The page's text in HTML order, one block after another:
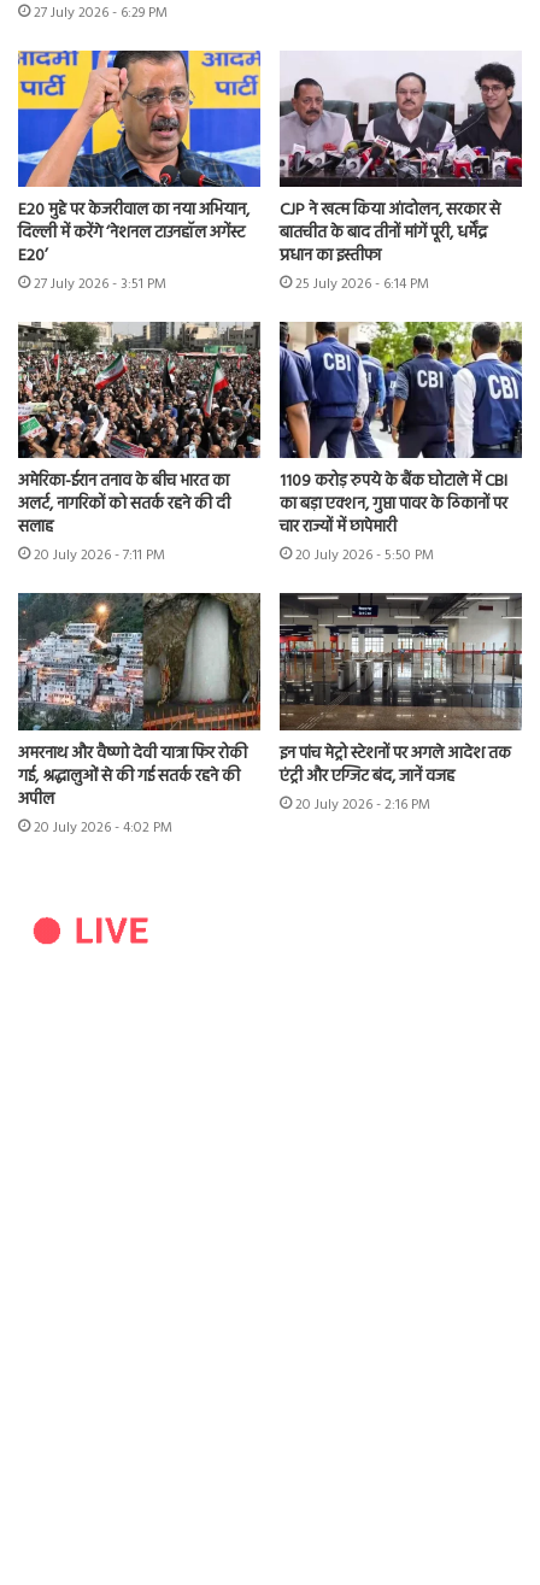
27 July 2026 - 6:29 PM
E20 मुद्दे पर केजरीवाल का नया अभियान,
दिल्ली में करेंगे ‘नेशनल टाउनहॉल अगेंस्ट
E20’
27 July 2026 - 3:51 PM
CJP ने खत्म किया आंदोलन, सरकार से
बातचीत के बाद तीनों मांगें पूरी, धर्मेंद्र
प्रधान का इस्तीफा
25 July 2026 - 6:14 PM
अमेरिका-ईरान तनाव के बीच भारत का
अलर्ट, नागरिकों को सतर्क रहने की दी
सलाह
20 July 2026 - 7:11 PM
1109 करोड़ रुपये के बैंक घोटाले में CBI
का बड़ा एक्शन, गुप्ता पावर के ठिकानों पर
चार राज्यों में छापेमारी
20 July 2026 - 5:50 PM
अमरनाथ और वैष्णो देवी यात्रा फिर रोकी
गई, श्रद्धालुओं से की गई सतर्क रहने की
अपील
20 July 2026 - 4:02 PM
इन पांच मेट्रो स्टेशनों पर अगले आदेश तक
एंट्री और एग्जिट बंद, जानें वजह
20 July 2026 - 2:16 PM